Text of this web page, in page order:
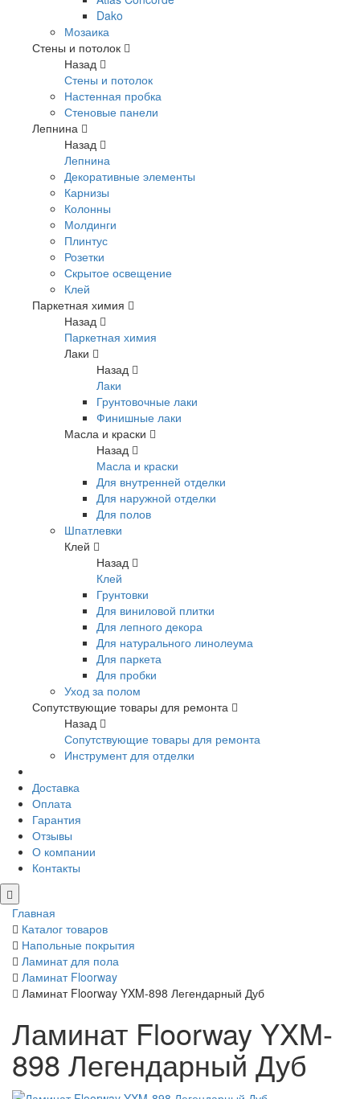
Dako
Мозаика
Стены и потолок
Назад
Стены и потолок
Настенная пробка
Стеновые панели
Лепнина
Назад
Лепнина
Декоративные элементы
Карнизы
Колонны
Молдинги
Плинтус
Розетки
Скрытое освещение
Клей
Паркетная химия
Назад
Паркетная химия
Лаки
Назад
Лаки
Грунтовочные лаки
Финишные лаки
Масла и краски
Назад
Масла и краски
Для внутренней отделки
Для наружной отделки
Для полов
Шпатлевки
Клей
Назад
Клей
Грунтовки
Для виниловой плитки
Для лепного декора
Для натурального линолеума
Для паркета
Для пробки
Уход за полом
Сопутствующие товары для ремонта
Назад
Сопутствующие товары для ремонта
Инструмент для отделки
Доставка
Оплата
Гарантия
Отзывы
О компании
Контакты
Главная
Каталог товаров
Напольные покрытия
Ламинат для пола
Ламинат Floorway
Ламинат Floorway YXM-898 Легендарный Дуб
Ламинат Floorway YXM-
898 Легендарный Дуб